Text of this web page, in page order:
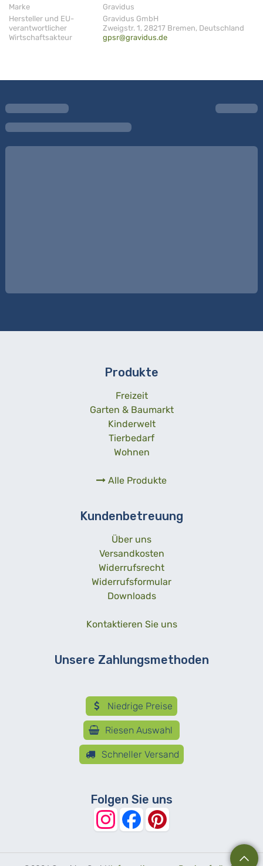
Marke
Gravidus
Hersteller und EU-
verantwortlicher
Wirtschaftsakteur
Gravidus GmbH
Zweigstr. 1, 28217 Bremen, Deutschland
gpsr@gravidus.de
Produkte
Freizeit
Garten & Baumarkt
Kinderwelt
Tierbedarf
Wohnen
Alle Produkte
Kundenbetreuung
Über uns
Versandkosten
Widerrufsrecht
Widerrufsformular
Downloads
Kontaktieren Sie uns
Unsere Zahlungsmethoden
Niedrige Preise
Riesen Auswahl
Schneller Versand
Folgen Sie uns